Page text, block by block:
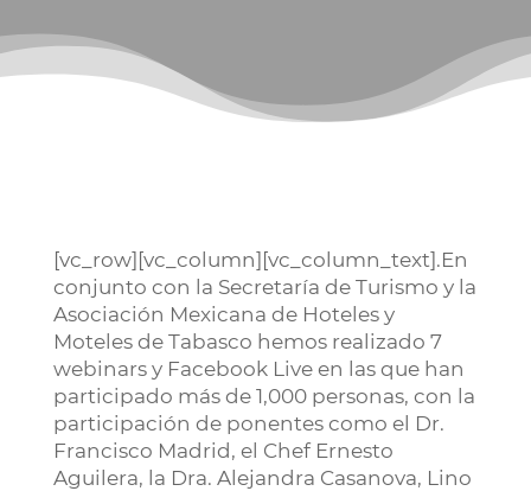
[vc_row][vc_column][vc_column_text].En
conjunto con la Secretaría de Turismo y la
Asociación Mexicana de Hoteles y
Moteles de Tabasco hemos realizado 7
webinars y Facebook Live en las que han
participado más de 1,000 personas, con la
participación de ponentes como el Dr.
Francisco Madrid, el Chef Ernesto
Aguilera, la Dra. Alejandra Casanova, Lino